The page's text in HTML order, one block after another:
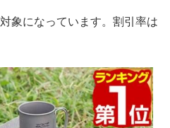
象になっています。割引率は